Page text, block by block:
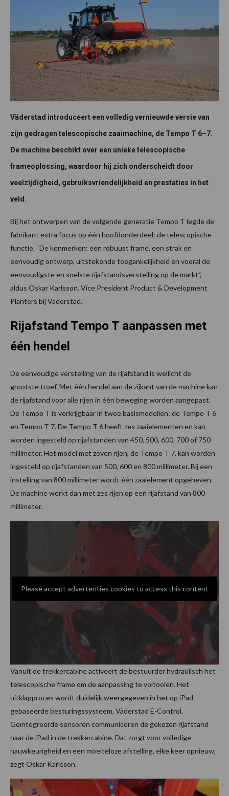
Väderstad introduceert een volledig vernieuwde versie van
zijn gedragen telescopische zaaimachine, de Tempo T 6–7.
De machine beschikt over een unieke telescopische
frameoplossing, waardoor hij zich onderscheidt door
veelzijdigheid, gebruiksvriendelijkheid en prestaties in het
veld.
Bij het ontwerpen van de volgende generatie Tempo T legde de
fabrikant extra focus op één hoofdonderdeel: de telescopische
functie. “De kenmerken: een robuust frame, een strak en
eenvoudig ontwerp, uitstekende toegankelijkheid en vooral de
eenvoudigste en snelste rijafstandsverstelling op de markt”,
aldus Oskar Karlsson, Vice President Product & Development
Planters bij Väderstad.
Rijafstand Tempo T aanpassen met
één hendel
De eenvoudige verstelling van de rijafstand is wellicht de
grootste troef. Met één hendel aan de zijkant van de machine kan
de rijafstand voor alle rijen in één beweging worden aangepast.
De Tempo T is verkrijgbaar in twee basismodellen: de Tempo T 6
en Tempo T 7. De Tempo T 6 heeft zes zaaielementen en kan
worden ingesteld op rijafstanden van 450, 500, 600, 700 of 750
millimeter. Het model met zeven rijen, de Tempo T 7, kan worden
ingesteld op rijafstanden van 500, 600 en 800 millimeter. Bij een
instelling van 800 millimeter wordt één zaaielement opgeheven.
De machine werkt dan met zes rijen op een rijafstand van 800
millimeter.
Please accept advertenties cookies to access this content
Vanuit de trekkercabine activeert de bestuurder hydraulisch het
telescopische frame om de aanpassing te voltooien. Het
uitklapproces wordt duidelijk weergegeven in het op iPad
gebaseerde besturingssysteem, Väderstad E-Control.
Geïntegreerde sensoren communiceren de gekozen rijafstand
naar de iPad in de trekkercabine. Dat zorgt voor volledige
nauwkeurigheid en een moeiteloze afstelling, elke keer opnieuw,
zegt Oskar Karlsson.